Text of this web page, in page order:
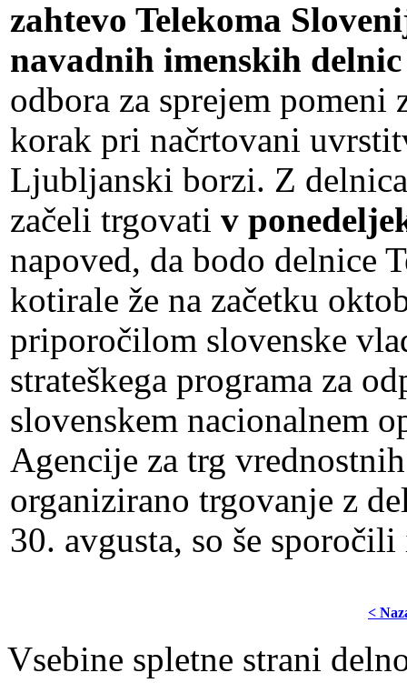
zahtevo Telekoma
navadnih imenskih delnic
odbora za sprejem pomeni
korak pri načrtovani
Ljubljanski borzi. Z
začeli trgovati v
napoved, da bodo delnice
kotirale že na začetku
priporočilom slovenske
strateškega programa za
slovenskem nacionalnem
Agencije za trg
organizirano trgovanje z
30. avgusta, so še
<
Vsebine spletne strani